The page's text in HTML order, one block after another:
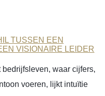
TUSSEN EEN
VISIONAIRE LEIDER
bedrijfsleven, waar cijfers,
voeren, lijkt intuïtie